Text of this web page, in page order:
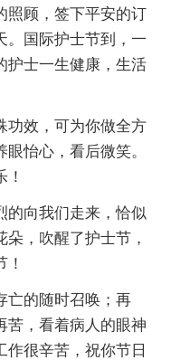
照顾，签下平安的订
。国际护士节到，一
护士一生健康，生活
功效，可为你做全方
怡心，看后微笑。
的向我们走来，恰似
，吹醒了护士节，
亡的随时召唤；再
苦，看着病人的眼神
作很辛苦，祝你节日